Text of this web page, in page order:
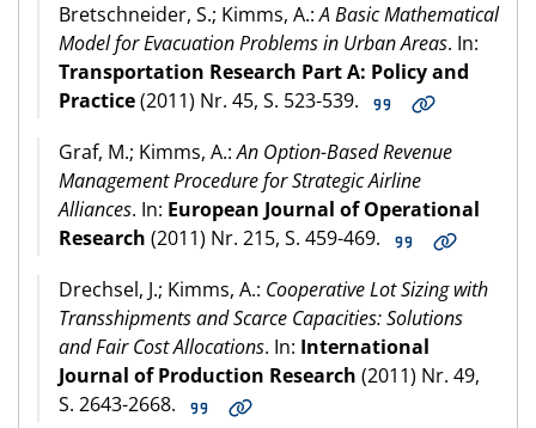
Bretschneider, S.; Kimms, A.:A Basic Mathematical
Model for Evacuation Problems in Urban Areas. In:
Transportation Research Part A: Policy and
Practice(2011) Nr. 45, S. 523-539.
Graf, M.; Kimms, A.:An Option-Based Revenue
Management Procedure for Strategic Airline
Alliances. In: European Journal of Operational
Research (2011) Nr. 215, S. 459-469.
Drechsel, J.; Kimms, A.: Cooperative Lot Sizing with
Transshipments and Scarce Capacities: Solutions
and Fair Cost Allocations. In: International
Journal of Production Research (2011) Nr. 49,
S. 2643-2668.